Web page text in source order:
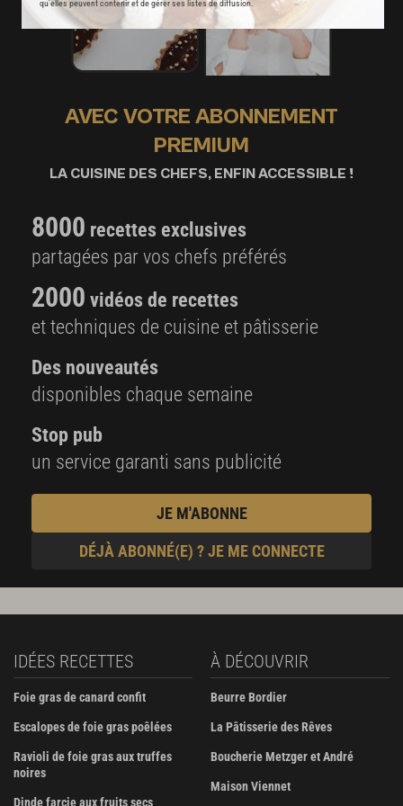
qu’elles peuvent contenir et de gérer ses listes de diffusion.
AVEC VOTRE ABONNEMENT
PREMIUM
LA CUISINE DES CHEFS, ENFIN ACCESSIBLE !
8000 recettes exclusives
partagées par vos chefs préférés
2000 vidéos de recettes
et techniques de cuisine et pâtisserie
Des nouveautés
disponibles chaque semaine
Stop pub
un service garanti sans publicité
JE M'ABONNE
DÉJÀ ABONNÉ(E) ? JE ME CONNECTE
IDÉES RECETTES
Foie gras de canard confit
Escalopes de foie gras poêlées
Ravioli de foie gras aux truffes
noires
Dinde farcie aux fruits secs
À DÉCOUVRIR
Beurre Bordier
La Pâtisserie des Rêves
Boucherie Metzger et André
Maison Viennet